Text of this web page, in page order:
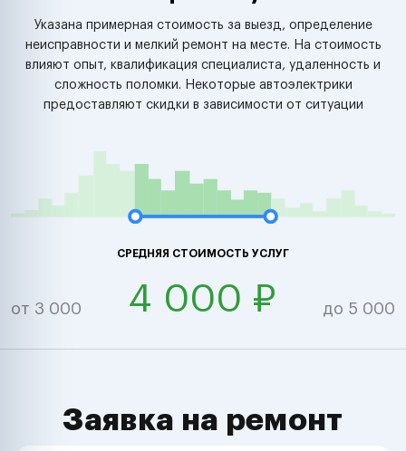
Указана примерная стоимость за выезд, определение
неисправности и мелкий ремонт на месте. На стоимость
влияют опыт, квалификация специалиста, удаленность и
сложность поломки. Некоторые автоэлектрики
предоставляют скидки в зависимости от ситуации
СРЕДНЯЯ СТОИМОСТЬ УСЛУГ
от 3 000 4 000 ₽ до 5 000
Заявка на ремонт